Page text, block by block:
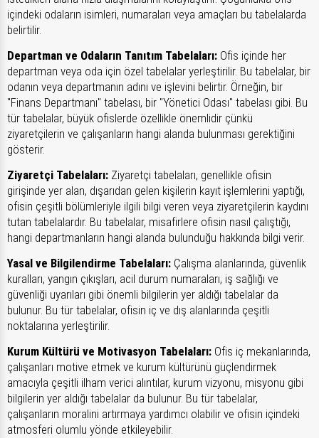
içindeki odaların isimleri, numaraları veya amaçları bu tabelalarda
belirtilir.
Departman ve Odaların Tanıtım Tabelaları: Ofis içinde her
departman veya oda için özel tabelalar yerleştirilir. Bu tabelalar, bir
odanın veya departmanın adını ve işlevini belirtir. Örneğin, bir
"Finans Departmanı" tabelası, bir "Yönetici Odası" tabelası gibi. Bu
tür tabelalar, büyük ofislerde özellikle önemlidir çünkü
ziyaretçilerin ve çalışanların hangi alanda bulunması gerektiğini
gösterir.
Ziyaretçi Tabelaları: Ziyaretçi tabelaları, genellikle ofisin
girişinde yer alan, dışarıdan gelen kişilerin kayıt işlemlerini yaptığı,
ofisin çeşitli bölümleriyle ilgili bilgi veren veya ziyaretçilerin kaydını
tutan tabelalardır. Bu tabelalar, misafirlere ofisin nasıl çalıştığı,
hangi departmanların hangi alanda bulunduğu hakkında bilgi verir.
Yasal ve Bilgilendirme Tabelaları: Çalışma alanlarında, güvenlik
kuralları, yangın çıkışları, acil durum numaraları, iş sağlığı ve
güvenliği uyarıları gibi önemli bilgilerin yer aldığı tabelalar da
bulunur. Bu tür tabelalar, ofisin iç ve dış alanlarında çeşitli
noktalarına yerleştirilir.
Kurum Kültürü ve Motivasyon Tabelaları: Ofis iç mekanlarında,
çalışanları motive etmek ve kurum kültürünü güçlendirmek
amacıyla çeşitli ilham verici alıntılar, kurum vizyonu, misyonu gibi
bilgilerin yer aldığı tabelalar da bulunur. Bu tür tabelalar,
çalışanların moralini artırmaya yardımcı olabilir ve ofisin içindeki
atmosferi olumlu yönde etkileyebilir.